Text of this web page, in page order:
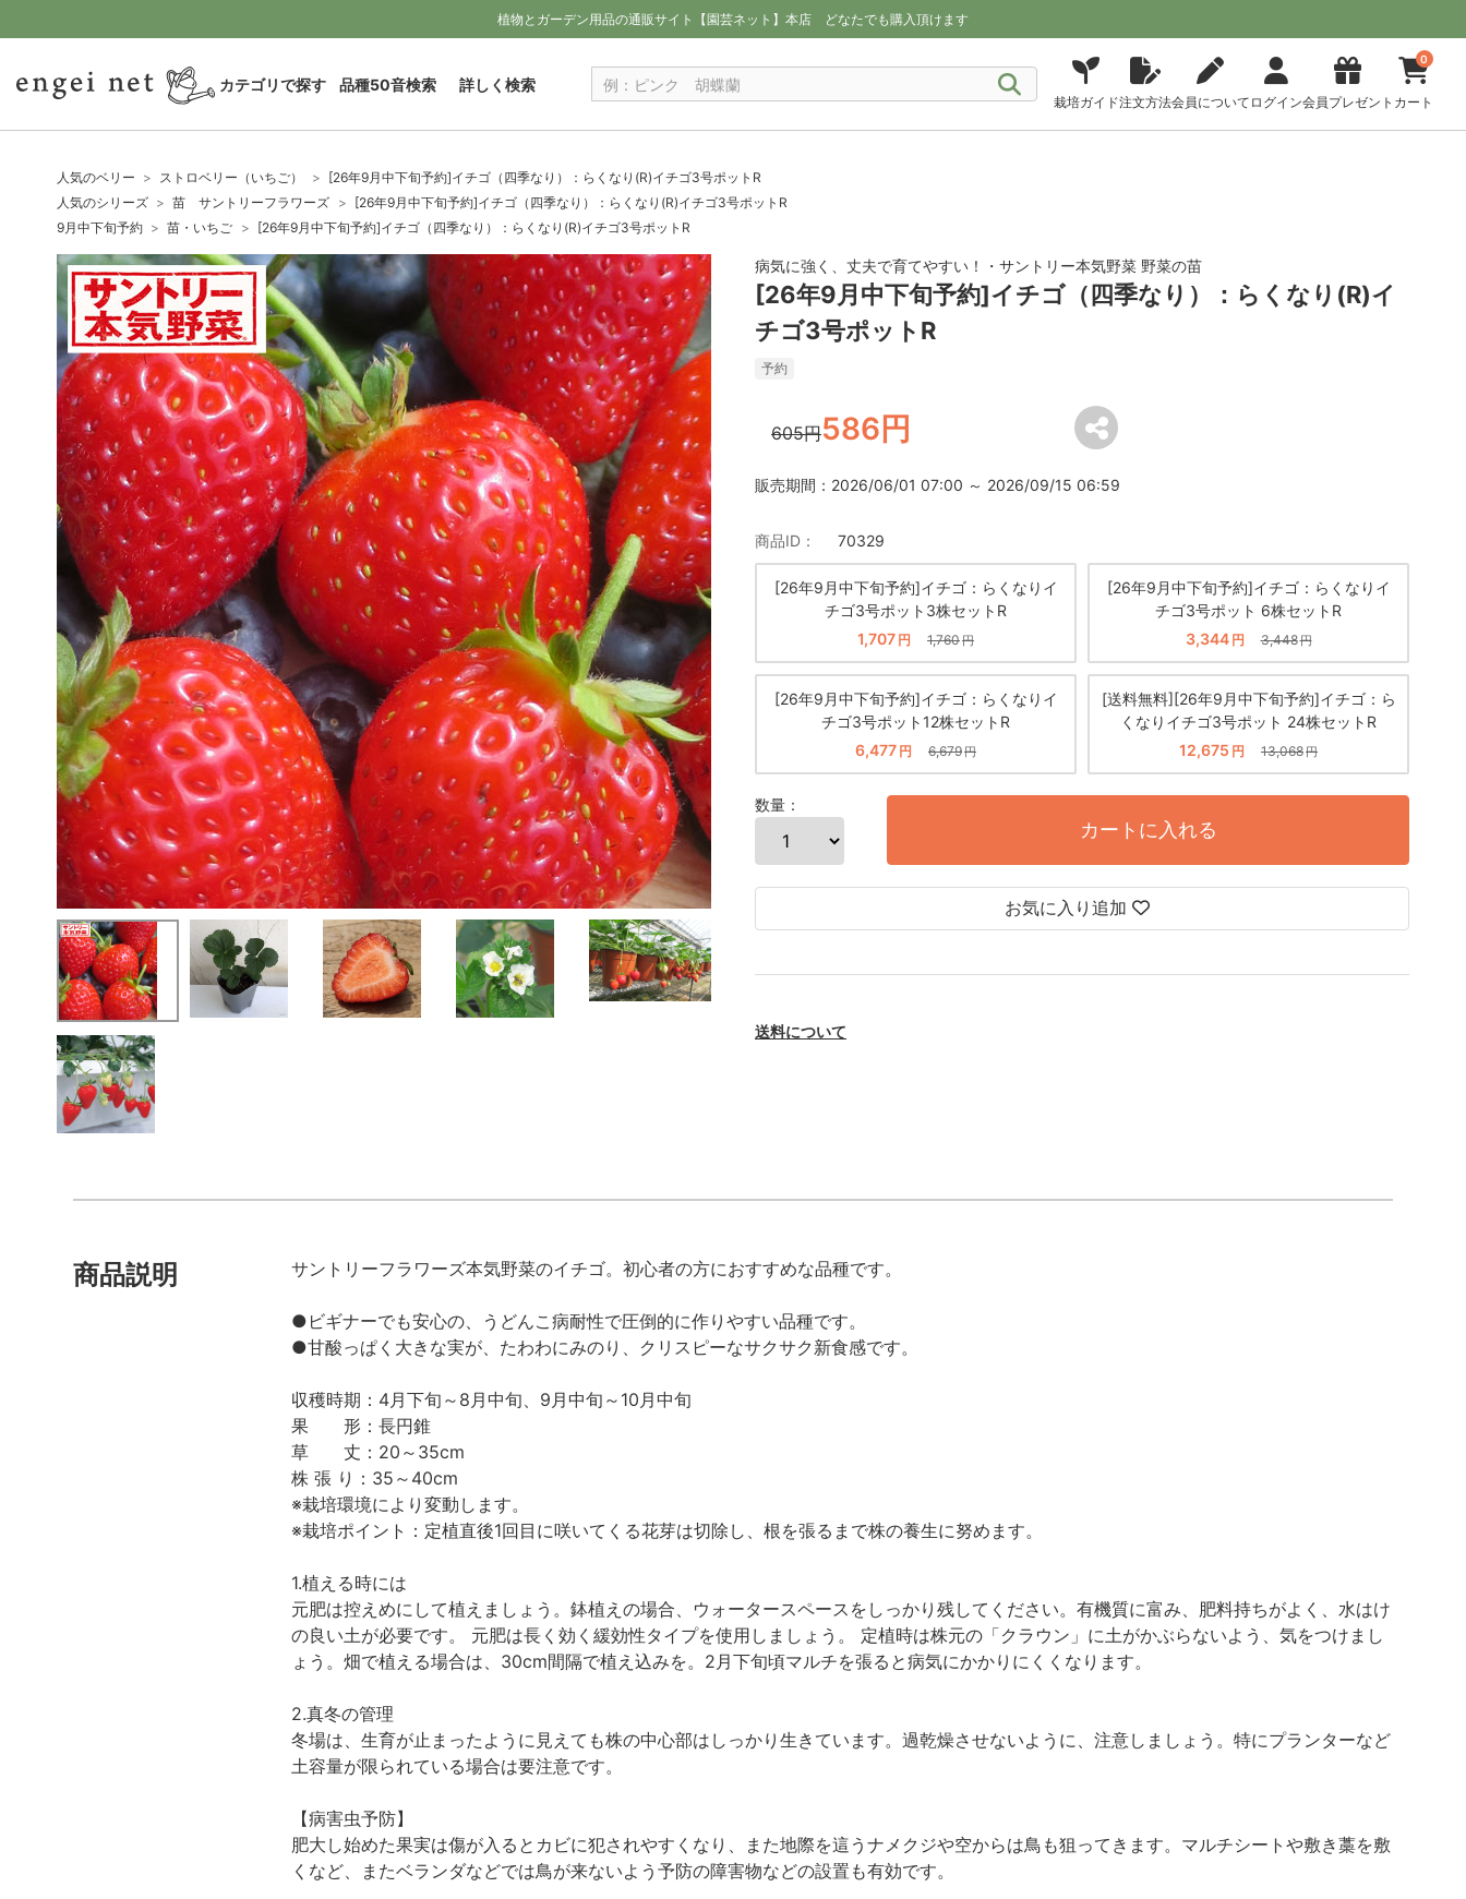
植物とガーデン用品の通販サイト【園芸ネット】本店 どなたでも購入頂けます
カテゴリで探す 品種50音検索 詳しく検索
栽培ガイド注文方法会員について ログイン会員プレゼント
0
カート
人気のベリー ストロベリー（いちご）
[26年9月中下旬予約]イチゴ（四季なり）：らくなり(R)イチゴ3号ポットR
人気のシリーズ
苗 サントリーフラワーズ
[26年9月中下旬予約]イチゴ（四季なり）：らくなり(R)イチゴ3号ポットR
9月中下旬予約
苗・いちご [26年9月中下旬予約]イチゴ（四季なり）：らくなり(R)イチゴ3号ポットR
病気に強く、丈夫で育てやすい！・サントリー本気野菜 野菜の苗
[26年9月中下旬予約]イチゴ（四季なり）：らくなり(R)イ
チゴ3号ポットR
予約
605円586円
販売期間：2026/06/01 07:00 ～ 2026/09/15 06:59
商品ID： 70329
[26年9月中下旬予約]イチゴ：らくなりイ
チゴ3号ポット3株セットR
1,707 円 1,760円
[26年9月中下旬予約]イチゴ：らくなりイ
チゴ3号ポット 6株セットR
3,344 円 3,448円
[26年9月中下旬予約]イチゴ：らくなりイ
チゴ3号ポット12株セットR
6,477 円 6,679円
[送料無料][26年9月中下旬予約]イチゴ：ら
くなりイチゴ3号ポット 24株セットR
12,675 円 13,068円
数量：
カートに入れる
お気に入り追加
送料について
商品説明 サントリーフラワーズ本気野菜のイチゴ。初心者の方におすすめな品種です。
●ビギナーでも安心の、うどんこ病耐性で圧倒的に作りやすい品種です。
●甘酸っぱく大きな実が、たわわにみのり、クリスピーなサクサク新食感です。
収穫時期：4月下旬～8月中旬、9月中旬～10月中旬
果 形：長円錐
草 丈：20～35cm
株 張 り：35～40cm
※栽培環境により変動します。
※栽培ポイント：定植直後1回目に咲いてくる花芽は切除し、根を張るまで株の養生に努めます。
1.植える時には
元肥は控えめにして植えましょう。鉢植えの場合、ウォータースペースをしっかり残してください。有機質に富み、肥料持ちがよく、水はけ
の良い土が必要です。 元肥は長く効く緩効性タイプを使用しましょう。 定植時は株元の「クラウン」に土がかぶらないよう、気をつけまし
ょう。畑で植える場合は、30cm間隔で植え込みを。2月下旬頃マルチを張ると病気にかかりにくくなります。
2.真冬の管理
冬場は、生育が止まったように見えても株の中心部はしっかり生きています。過乾燥させないように、注意しましょう。特にプランターなど
土容量が限られている場合は要注意です。
【病害虫予防】
肥大し始めた果実は傷が入るとカビに犯されやすくなり、また地際を這うナメクジや空からは鳥も狙ってきます。マルチシートや敷き藁を敷
くなど、またベランダなどでは鳥が来ないよう予防の障害物などの設置も有効です。